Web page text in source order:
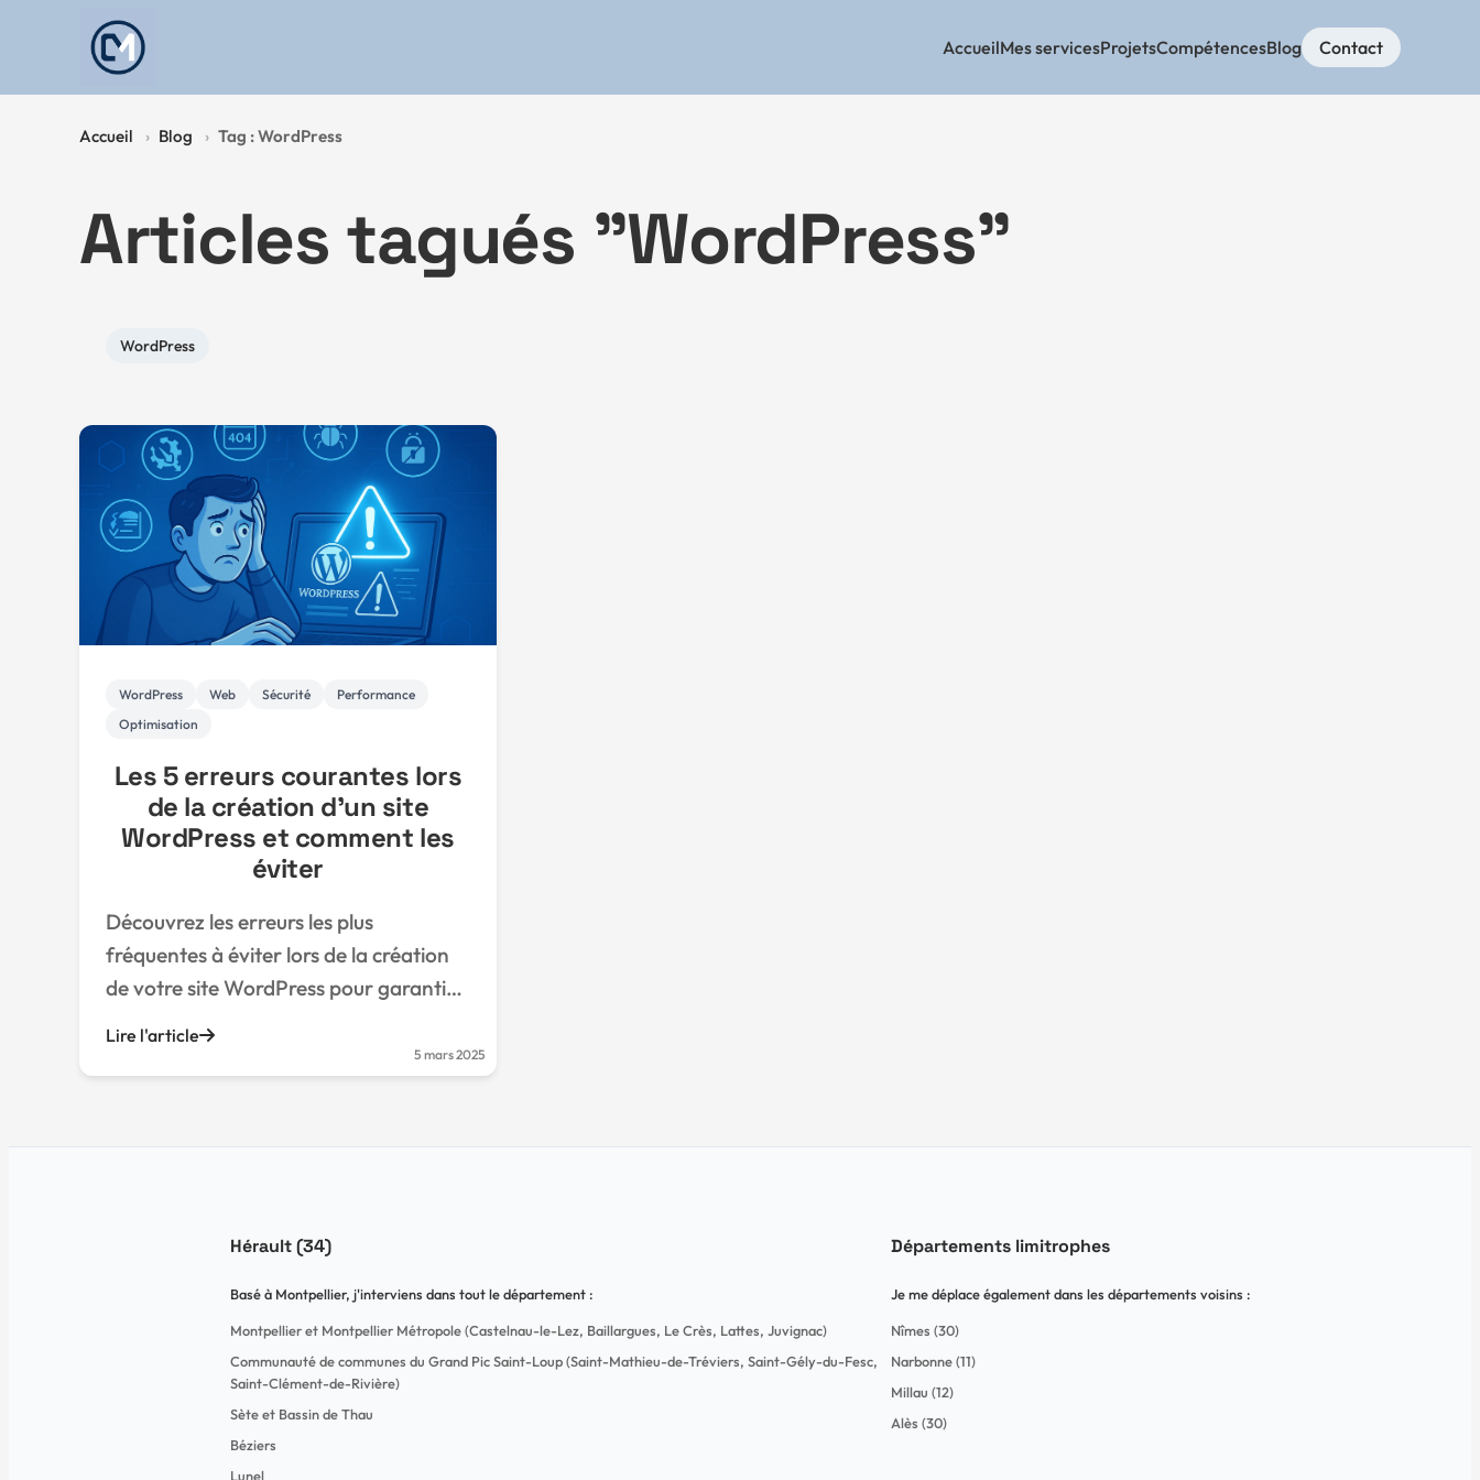
Retour à l'accueil
AccueilMes servicesProjetsCompétencesBlog Contact
Accueil Blog Tag : WordPress
Articles tagués "WordPress"
WordPress
WordPress Web Sécurité
Performance
Optimisation
Les 5 erreurs courantes lors
de la création d'un site
WordPress et comment les
éviter
Découvrez les erreurs les plus
fréquentes à éviter lors de la création
de votre site WordPress pour garantir
Lire l'article
5 mars 2025
Hérault (34)
Basé à Montpellier, j'interviens dans tout le département :
Montpellier et Montpellier Métropole (Castelnau-le-Lez, Baillargues, Le Crès, Lattes, Juvignac)
Communauté de communes du Grand Pic Saint-Loup (Saint-Mathieu-de-Tréviers, Saint-Gély-du-Fesc,
Saint-Clément-de-Rivière)
Sète et Bassin de Thau
Béziers
Lunel
Départements limitrophes
Je me déplace également dans les départements voisins :
Nîmes (30)
Narbonne (11)
Millau (12)
Alès (30)